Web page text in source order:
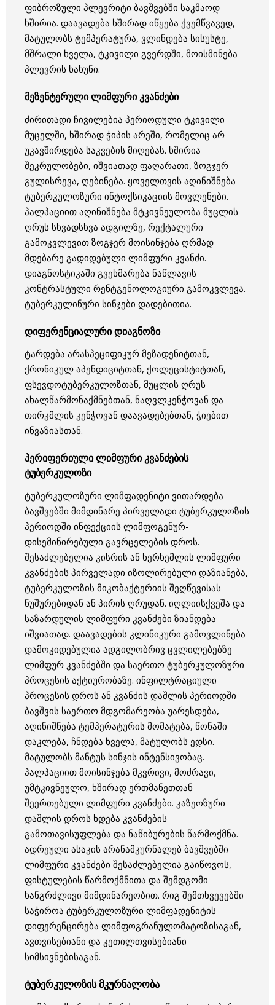
ფიბროზული პლევრიტი ბავშვებში საკმაოდ
ხშირია. დაავადება ხშირად იწყება ქვემწვავედ,
მატულობს ტემპერატურა, ვლინდება სისუსტე,
მშრალი ხველა, ტკივილი გვერდში, მოისმინება
პლევრის ხახუნი.
მეზენტერული ლიმფური კვანძები
ძირითადი ჩივილებია პერიოდული ტკივილი
მუცელში, ხშირად ჭიპის არეში, რომელიც არ
უკავშირდება საკვების მიღებას. ხშირია
შეკრულობები, იშვიათად ფაღარათი, ზოგჯერ
გულისრევა, ღებინება. ყოველთვის აღინიშნება
ტუბერკულოზური ინტოქსიკაციის მოვლენები.
პალპაციით აღინიშნება მტკივნეულობა მუცლის
ღრუს სხვადსხვა ადგილზე, რექტალური
გამოკვლევით ზოგჯერ მოისინჯება ღრმად
მდებარე გადიდებული ლიმფური კვანძი.
დიაგნოსტიკაში გვეხმარება ნაწლავის
კონტრასტული რენტგენოლოგიური გამოკვლევა.
ტუბერკულინური სინჯები დადებითია.
დიფერენციალური დიაგნოზი
ტარდება არასპეციფიკურ მეზადენიტთან,
ქრონიკულ აპენდიციტთან, ქოლეცისტიტთან,
ფსევდოტუბერკულოზთან, მუცლის ღრუს
ახალწარმონაქმნებთან, ნაღვლკენჭოვან და
თირკმლის კენჭოვან დაავადებებთან, ჭიებით
ინვაზიასთან.
პერიფერიული ლიმფური კვანძების
ტუბერკულოზი
ტუბერკულოზური ლიმფადენიტი ვითარდება
ბავშვებში მიმდინარე პირველადი ტუბერკულოზის
პერიოდში ინფექციის ლიმფოგენურ-
დისემინირებული გავრცელების დროს.
შესაძლებელია კისრის ან ხერხემლის ლიმფური
კვანძების პირველადი იზოლირებული დაზიანება,
ტუბერკულოზის მიკობაქტერიის შეღწევისას
ნუშურებიდან ან პირის ღრუდან. იღლიისქვეშა და
საზარდულის ლიმფური კვანძები ზიანდება
იშვიათად. დაავადების კლინიკური გამოვლინება
დამოკიდებულია ადგილობრივ ცვლილებებზე
ლიმფურ კვანძებში და საერთო ტუბერკულოზური
პროცესის აქტიურობაზე. ინფილტრაციული
პროცესის დროს ან კვანძის დაშლის პერიოდში
ბავშვის საერთო მდგომარეობა უარესდება,
აღინიშნება ტემპერატურის მომატება, წონაში
დაკლება, ჩნდება ხველა, მატულობს ედსი.
მატულობს მანტუს სინჯის ინტენსივობაც.
პალპაციით მოისინჯება მკვრივი, მოძრავი,
უმტკივნეულო, ხშირად ერთმანეთთან
შეერთებული ლიმფური კვანძები. კაზეოზური
დაშლის დროს ხდება კვანძების
გამოთავისუფლება და ნაწიბურების წარმოქმნა.
ადრეული ასაკის არანამკურნალებ ბავშვებში
ლიმფური კვანძები შესაძლებელია გაიწოვოს,
ფისტულების წარმოქმნითა და შემდგომი
ხანგრძლივი მიმდინარეობით. რიგ შემთხვევებში
საჭიროა ტუბერკულოზური ლიმფადენიტის
დიფერენცირება ლიმფოგრანულომატოზისაგან,
ავთვისებიანი და კეთილთვისებიანი
სიმსივნებისაგან.
ტუბერკულოზის მკურნალობა